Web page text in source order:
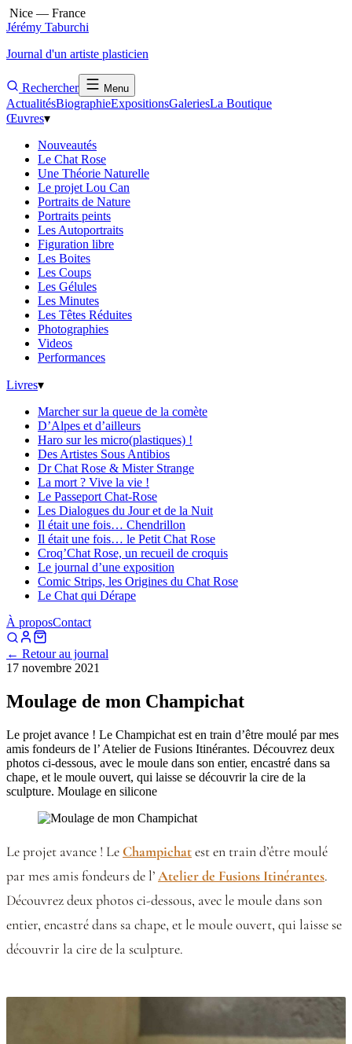
Nice — France
Jérémy Taburchi
Journal d'un artiste plasticien
Rechercher Menu
ActualitésBiographieExpositionsGaleriesLa Boutique
Œuvres▾
Nouveautés
Le Chat Rose
Une Théorie Naturelle
Le projet Lou Can
Portraits de Nature
Portraits peints
Les Autoportraits
Figuration libre
Les Boites
Les Coups
Les Gélules
Les Minutes
Les Têtes Réduites
Photographies
Videos
Performances
Livres▾
Marcher sur la queue de la comète
D’Alpes et d’ailleurs
Haro sur les micro(plastiques) !
Des Artistes Sous Antibios
Dr Chat Rose & Mister Strange
La mort ? Vive la vie !
Le Passeport Chat-Rose
Les Dialogues du Jour et de la Nuit
Il était une fois… Chendrillon
Il était une fois… le Petit Chat Rose
Croq’Chat Rose, un recueil de croquis
Le journal d’une exposition
Comic Strips, les Origines du Chat Rose
Le Chat qui Dérape
À proposContact
← Retour au journal
17 novembre 2021
Moulage de mon Champichat
Le projet avance ! Le Champichat est en train d’être moulé par mes
amis fondeurs de l’ Atelier de Fusions Itinérantes. Découvrez deux
photos ci-dessous, avec le moule dans son entier, encastré dans sa
chape, et le moule ouvert, qui laisse se découvrir la cire de la
sculpture. Moulage en silicone
Le projet avance ! Le Champichatest en train d’être moulé
par mes amis fondeurs de l’Atelier de Fusions Itinérantes.
Découvrez deux photos ci-dessous, avec le moule dans son
entier, encastré dans sa chape, et le moule ouvert, qui laisse se
découvrir la cire de la sculpture.